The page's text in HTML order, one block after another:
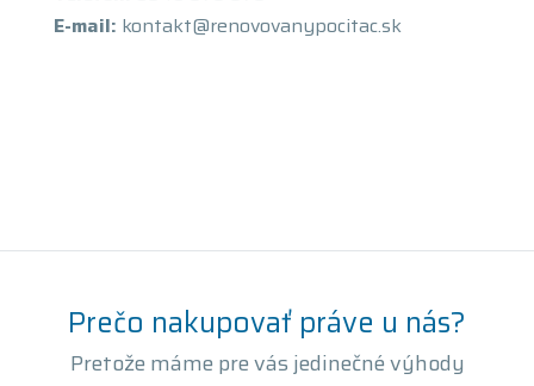
E-mail: kontakt@renovovanypocitac.sk
Prečo nakupovať práve u nás?
Pretože máme pre vás jedinečné výhody